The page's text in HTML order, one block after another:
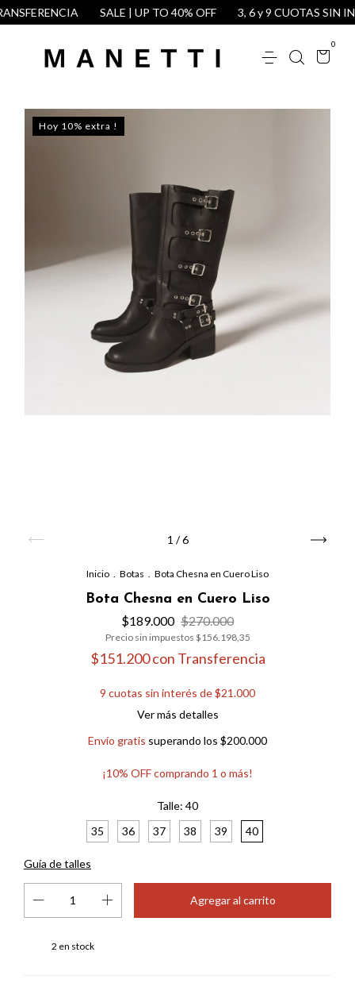
SALE | UP TO 40% OFF 3, 6 y 9 CUOTAS SIN
0
Hoy 10% extra !
1 /6
Inicio . Botas . Bota Chesna en Cuero Liso
Bota Chesna en Cuero Liso
$189.000 $270.000
Precio sin impuestos $156.198,35
$151.200con Transferencia
9 cuotas sin interés de$21.000
Ver más detalles
Envío gratis superando los $200.000
¡10% OFF comprando 1 o más!
Talle: 40
35
36 37 38 39 40
Guía de talles
2 en stock